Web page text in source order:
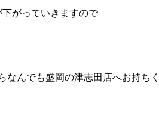
下がっていきますので
んでも盛岡の津志田店へお持ち